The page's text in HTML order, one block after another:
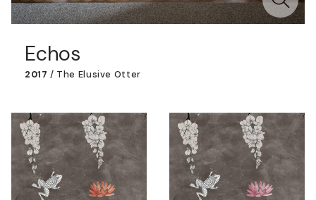
Echos
2017 / The Elusive Otter